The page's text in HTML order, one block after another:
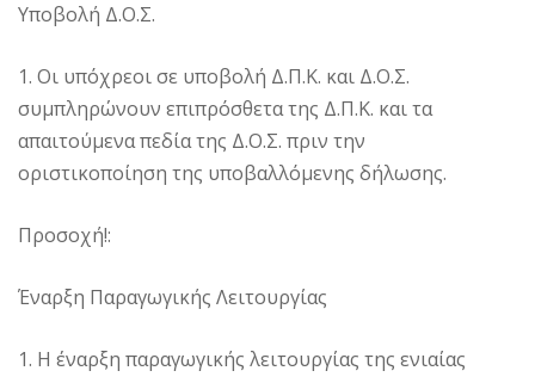
Υποβολή Δ.Ο.Σ.
1. Οι υπόχρεοι σε υποβολή Δ.Π.Κ. και Δ.Ο.Σ.
συμπληρώνουν επιπρόσθετα της Δ.Π.Κ. και τα
απαιτούμενα πεδία της Δ.Ο.Σ. πριν την
οριστικοποίηση της υποβαλλόμενης δήλωσης.
Προσοχή!:
Έναρξη Παραγωγικής Λειτουργίας
1. Η έναρξη παραγωγικής λειτουργίας της ενιαίας